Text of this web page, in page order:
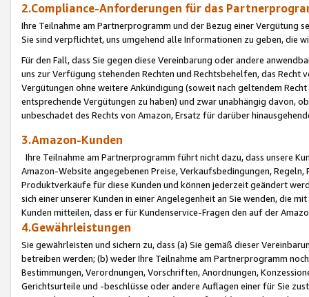
2.Compliance-Anforderungen für das
Ihre Teilnahme am Partnerprogramm und der Bezug einer Vergütung
Sie sind verpflichtet, uns umgehend alle Informationen zu geben, die
Für den Fall, dass Sie gegen diese Vereinbarung oder andere
uns zur Verfügung stehenden Rechten und Rechtsbehelfen, das
Vergütungen ohne weitere Ankündigung (soweit nach geltendem
entsprechende Vergütungen zu haben) und zwar unabhängig davon,
unbeschadet des Rechts von Amazon, Ersatz für darüber
3.Amazon-Kunden
Ihre Teilnahme am Partnerprogramm führt nicht dazu, dass unsere
Amazon-Website angegebenen Preise, Verkaufsbedingungen,
Produktverkäufe für diese Kunden und können jederzeit geändert
sich einer unserer Kunden in einer Angelegenheit an Sie wenden, die
Kunden mitteilen, dass er für Kundenservice-Fragen den auf der
4.Gewährleistungen
Sie gewährleisten und sichern zu, dass (a) Sie gemäß dieser
betreiben werden; (b) weder Ihre Teilnahme am Partnerprogramm
Bestimmungen, Verordnungen, Vorschriften, Anordnungen,
Gerichtsurteile und -beschlüsse oder andere Auflagen einer für Sie